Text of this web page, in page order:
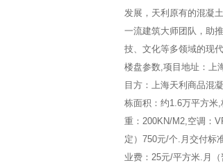
发展，天利原有的混凝
一流建筑大师团队，助
技、文化等多领域的现
楼盘参数,项目地址：上
目方：上海天利商品混
栋面积：约1.6万平方米
重：200KN/M2,空调：
定）750元/个.月交付标
业费：25元/平方米.月（